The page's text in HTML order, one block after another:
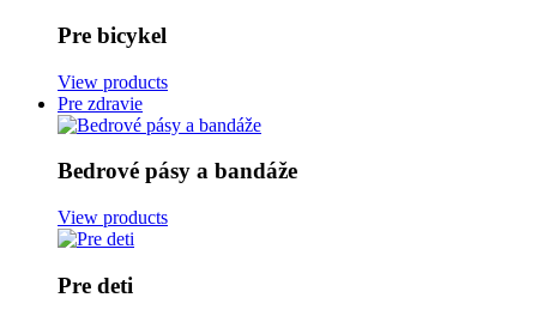
Pre bicykel
View products
Pre zdravie
Bedrové pásy a bandáže
View products
Pre deti